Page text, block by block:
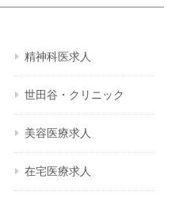
精神科医求人
世田谷・クリニック
美容医療求人
在宅医療求人